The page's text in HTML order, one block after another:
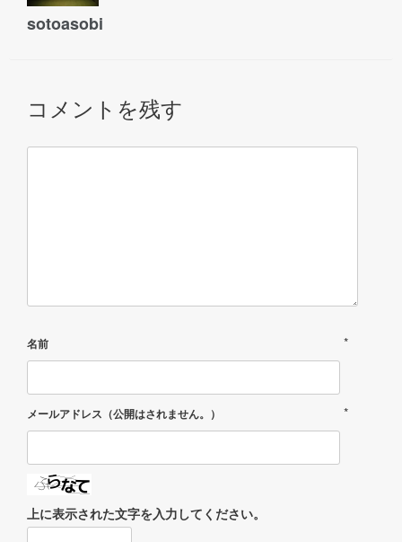
sotoasobi
コメントを残す
名前 *
メールアドレス（公開はされません。） *
上に表示された文字を入力してください。